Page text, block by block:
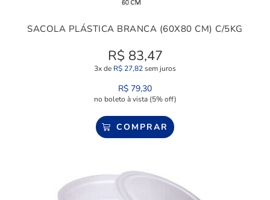
SACOLA PLÁSTICA BRANCA (60X80 CM) C/5KG
R$ 83,47
3x de R$ 27,82sem juros
R$ 79,30
no boleto à vista (5% off)
COMPRAR